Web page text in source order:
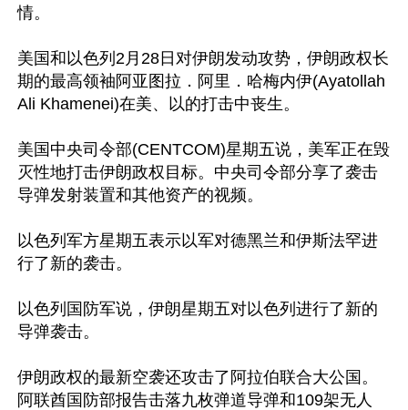
情。
美国和以色列2月28日对伊朗发动攻势，伊朗政权长
期的最高领袖阿亚图拉．阿里．哈梅内伊(Ayatollah
Ali Khamenei)在美、以的打击中丧生。
美国中央司令部(CENTCOM)星期五说，美军正在毁
灭性地打击伊朗政权目标。中央司令部分享了袭击
导弹发射装置和其他资产的视频。
以色列军方星期五表示以军对德黑兰和伊斯法罕进
行了新的袭击。
以色列国防军说，伊朗星期五对以色列进行了新的
导弹袭击。
伊朗政权的最新空袭还攻击了阿拉伯联合大公国。
阿联酋国防部报告击落九枚弹道导弹和109架无人